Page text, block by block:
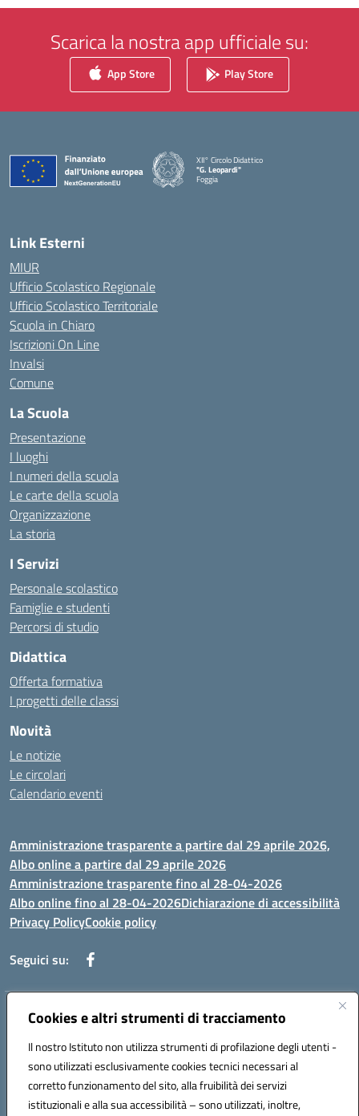
Cookies e altri strumenti di tracciamento
Il nostro Istituto non utilizza strumenti di profilazione degli utenti -
sono utilizzati esclusivamente cookies tecnici necessari al
corretto funzionamento del sito, alla fruibilità dei servizi
istituzionali e alla sua accessibilità – sono utilizzati, inoltre,
Scarica la nostra app ufficiale su:
App Store Play Store
XII° Circolo Didattico
"G. Leopardi"
Foggia
— Visita la pagina iniziale della scuola
Link Esterni
MIUR
Ufficio Scolastico Regionale
Ufficio Scolastico Territoriale
Scuola in Chiaro
Iscrizioni On Line
Invalsi
Comune
La Scuola
Presentazione
I luoghi
I numeri della scuola
Le carte della scuola
Organizzazione
La storia
I Servizi
Personale scolastico
Famiglie e studenti
Percorsi di studio
Didattica
Offerta formativa
I progetti delle classi
Novità
Le notizie
Le circolari
Calendario eventi
Amministrazione trasparente a partire dal 29 aprile 2026,
Albo online a partire dal 29 aprile 2026
Amministrazione trasparente fino al 28-04-2026
Albo online fino al 28-04-2026Dichiarazione di accessibilità
Privacy PolicyCookie policy
Seguici su:
Indirizzo:Via Selicato, 1 71122 FOGGIA (FG)
Posta elettronica certificata (PEC):fgee01200c@pec.istruzione.it
Codice fiscale: 80005820719
Codice meccanografico: FGEE01200C